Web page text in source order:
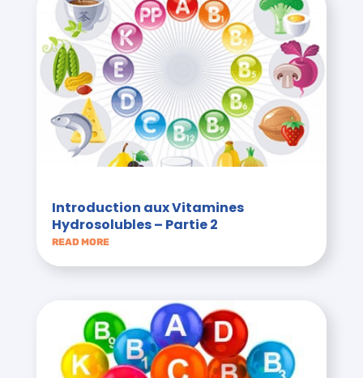
Introduction aux Vitamines
Hydrosolubles – Partie 2
READ MORE